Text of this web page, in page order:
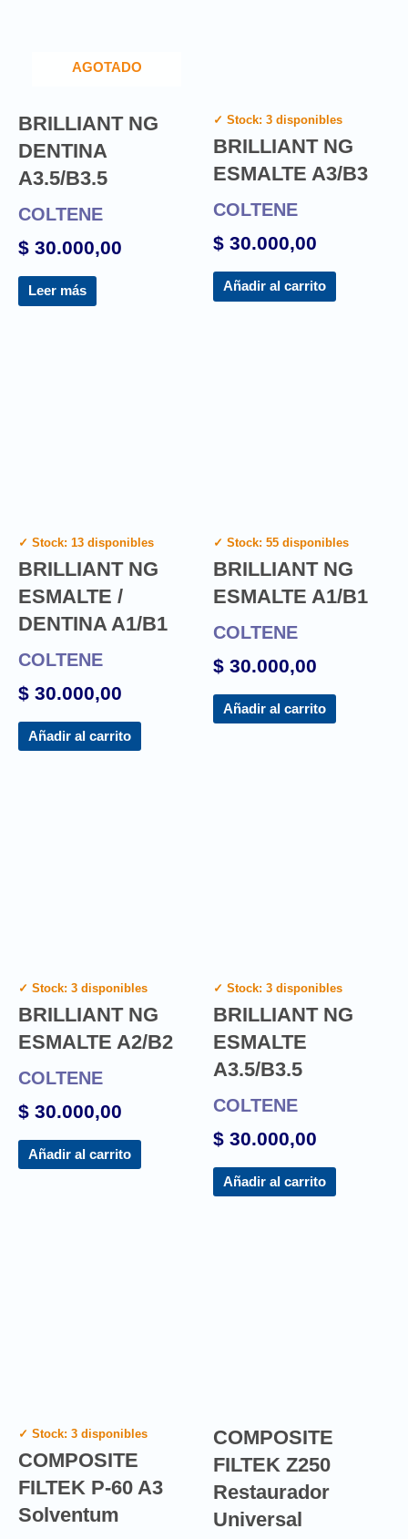
AGOTADO
BRILLIANT NG
DENTINA
A3.5/B3.5
COLTENE
$ 30.000,00
Leer más
✓ Stock: 3 disponibles
BRILLIANT NG
ESMALTE A3/B3
COLTENE
$ 30.000,00
Añadir al carrito
✓ Stock: 13 disponibles
BRILLIANT NG
ESMALTE /
DENTINA A1/B1
COLTENE
$ 30.000,00
Añadir al carrito
✓ Stock: 55 disponibles
BRILLIANT NG
ESMALTE A1/B1
COLTENE
$ 30.000,00
Añadir al carrito
✓ Stock: 3 disponibles
BRILLIANT NG
ESMALTE A2/B2
COLTENE
$ 30.000,00
Añadir al carrito
✓ Stock: 3 disponibles
BRILLIANT NG
ESMALTE
A3.5/B3.5
COLTENE
$ 30.000,00
Añadir al carrito
✓ Stock: 3 disponibles
COMPOSITE
FILTEK P-60 A3
Solventum
COMPOSITE
FILTEK Z250
Restaurador
Universal